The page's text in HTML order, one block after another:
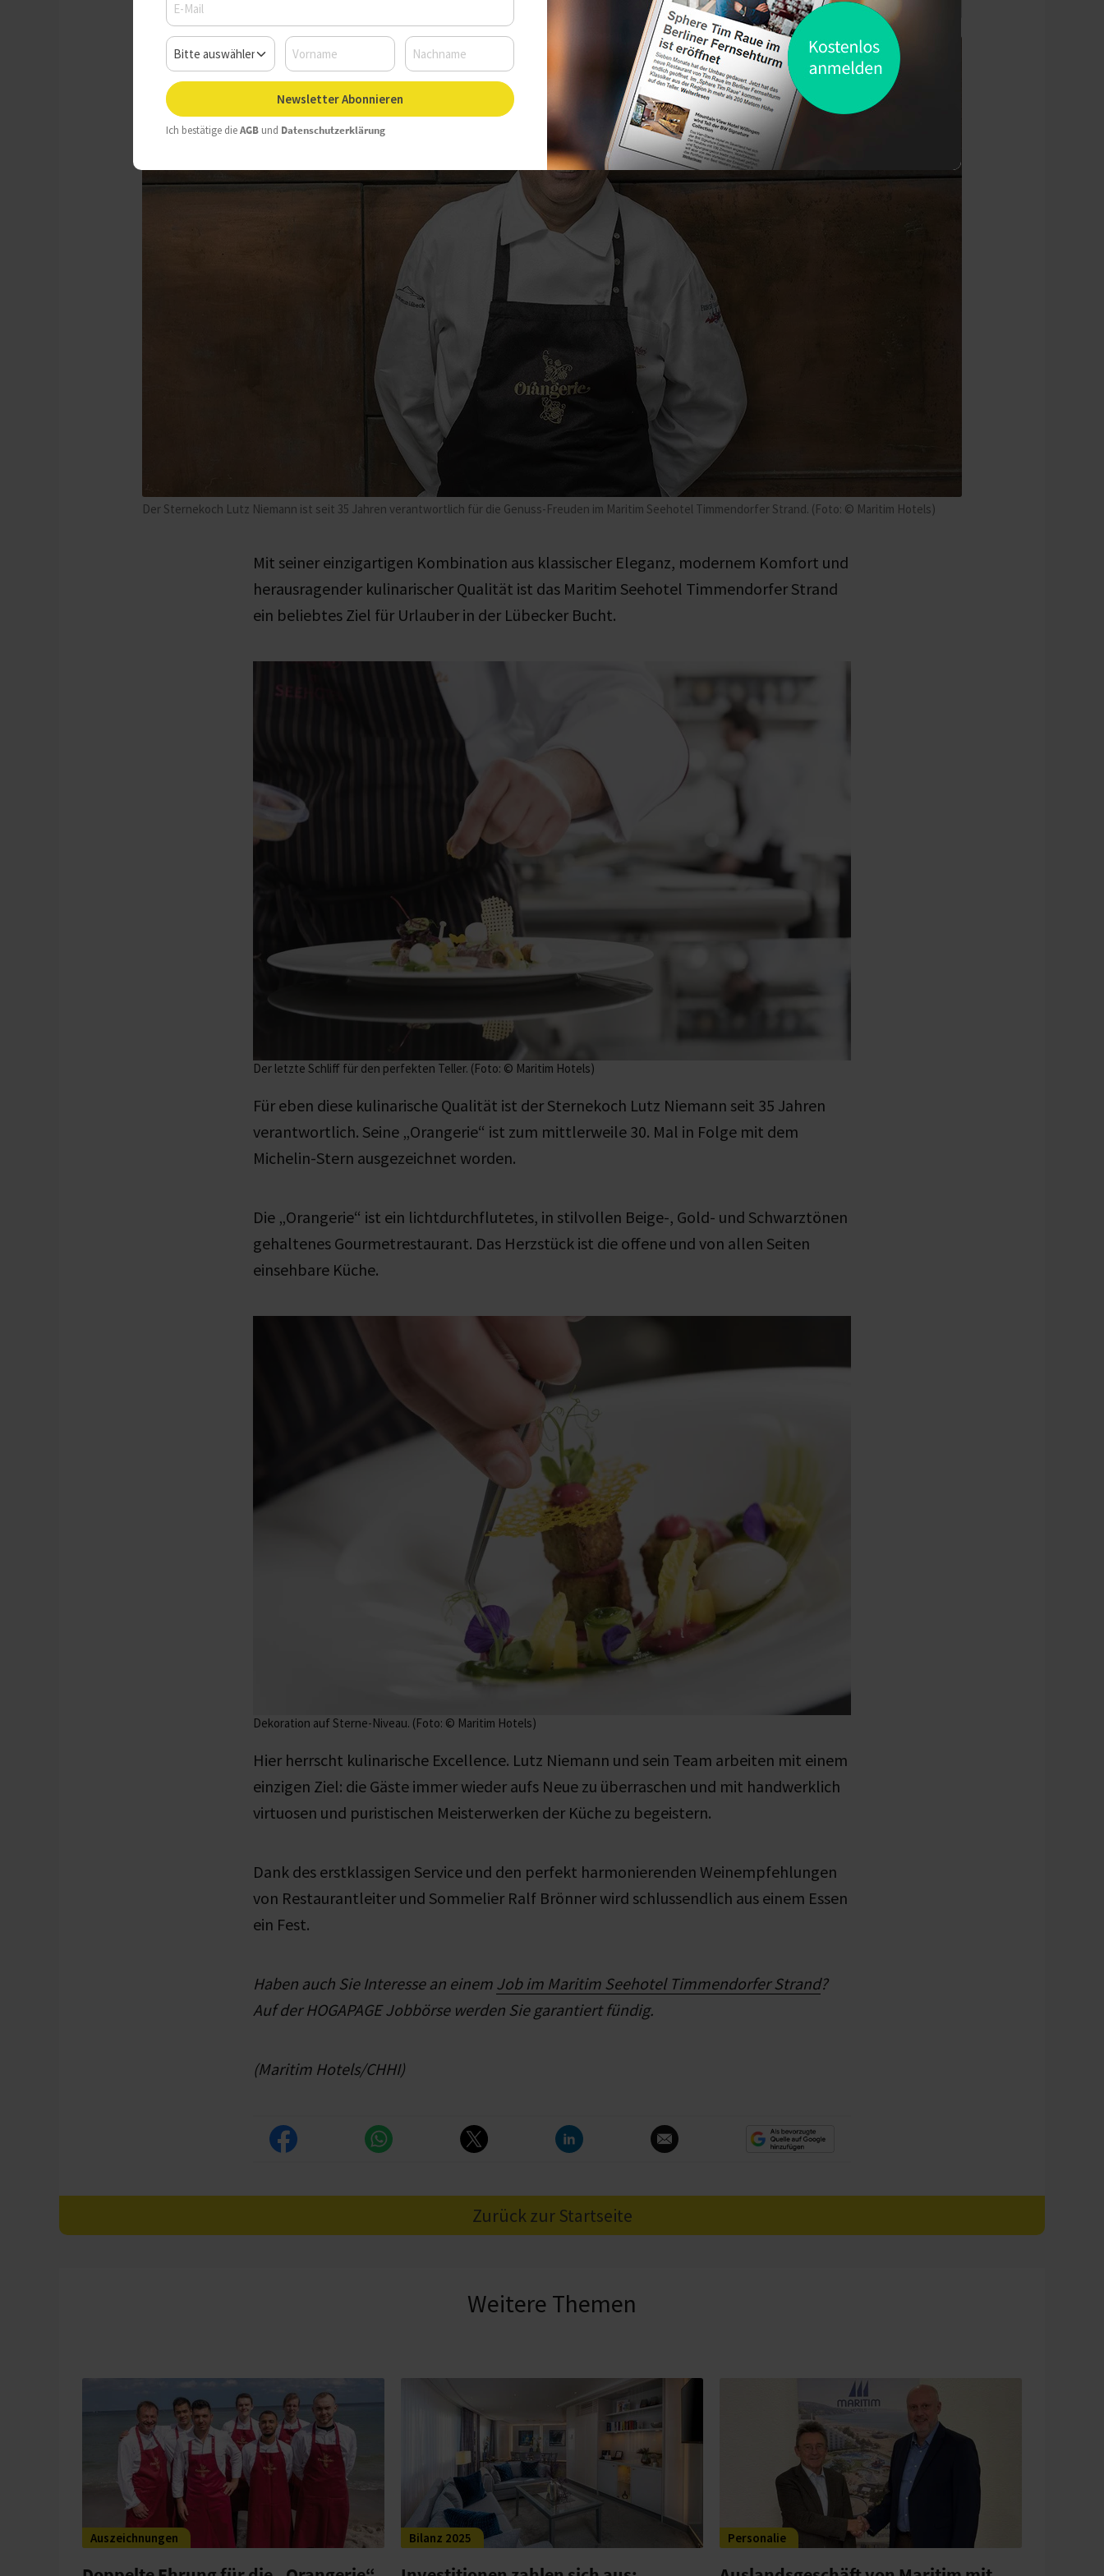
Der Sternekoch Lutz Niemann ist seit 35 Jahren verantwortlich für die Genuss-Freuden im Maritim Seehotel Timmendorfer Strand. (Foto: © Maritim Hotels)
Mit seiner einzigartigen Kombination aus klassischer Eleganz, modernem Komfort und
herausragender kulinarischer Qualität ist das Maritim Seehotel Timmendorfer Strand
ein beliebtes Ziel für Urlauber in der Lübecker Bucht.
Der letzte Schliff für den perfekten Teller. (Foto: © Maritim Hotels)
Für eben diese kulinarische Qualität ist der Sternekoch Lutz Niemann seit 35 Jahren
verantwortlich. Seine „Orangerie“ ist zum mittlerweile 30. Mal in Folge mit dem
Michelin-Stern ausgezeichnet worden.
Die „Orangerie“ ist ein lichtdurchflutetes, in stilvollen Beige-, Gold- und Schwarztönen
gehaltenes Gourmetrestaurant. Das Herzstück ist die offene und von allen Seiten
einsehbare Küche.
Dekoration auf Sterne-Niveau. (Foto: © Maritim Hotels)
Hier herrscht kulinarische Excellence. Lutz Niemann und sein Team arbeiten mit einem
einzigen Ziel: die Gäste immer wieder aufs Neue zu überraschen und mit handwerklich
virtuosen und puristischen Meisterwerken der Küche zu begeistern.
Dank des erstklassigen Service und den perfekt harmonierenden Weinempfehlungen
von Restaurantleiter und Sommelier Ralf Brönner wird schlussendlich aus einem Essen
ein Fest.
Haben auch Sie Interesse an einem Job im Maritim Seehotel Timmendorfer Strand?
Auf der HOGAPAGE Jobbörse werden Sie garantiert fündig.
(Maritim Hotels/CHHI)
Zurück zur Startseite
Weitere Themen
Auszeichnungen Bilanz 2025 Personalie
Newsletter Abonnieren
Ich bestätige dieAGB und Datenschutzerklärung